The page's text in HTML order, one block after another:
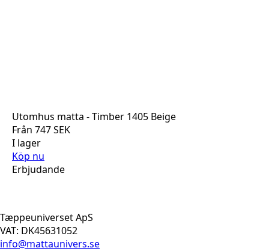
Utomhus matta - Timber 1405 Beige
Från 747SEK
I lager
Köp nu
Erbjudande
Tæppeuniverset ApS
VAT: DK45631052
info@mattaunivers.se